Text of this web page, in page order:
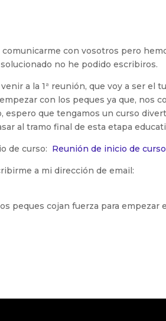
con vosotros pero
no he podido escribiros.
a la 1ª reunión, que voy a ser el
con los peques ya que, nos
que tengamos un curso
al tramo final de esta etapa
de curso: Reunión de inicio de
a mi dirección de email:
peques cojan fuerza para empezar